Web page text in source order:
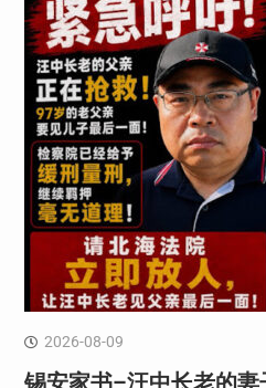
2026-08-09
锡安家书–汪中长老的